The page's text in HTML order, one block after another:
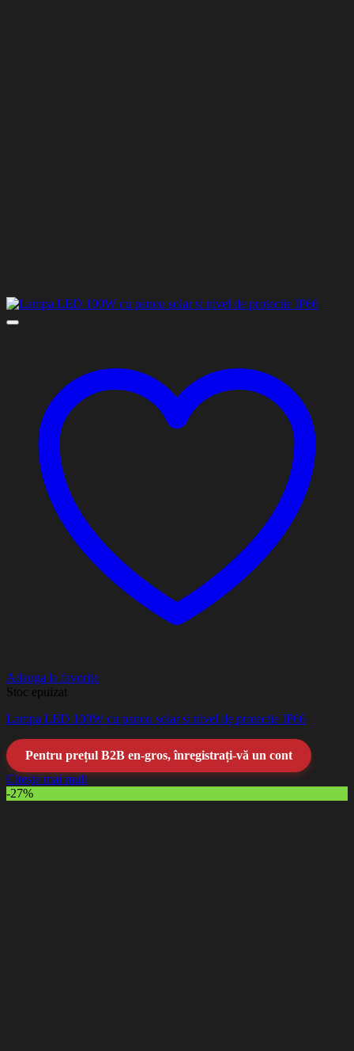
Adauga la favorite
Stoc epuizat
Lampa LED 100W cu panou solar si nivel de protectie IP66
Pentru prețul B2B en-gros, înregistrați-vă un cont
Citește mai mult
-27%